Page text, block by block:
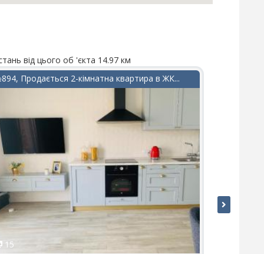
від цього об 'єкта 14.97 км
Продається 2-кімнатна квартира в ЖК...
15